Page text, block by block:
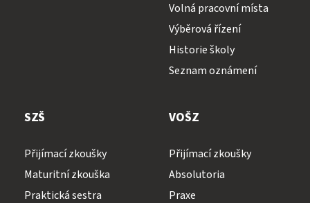
Volná pracovní místa
Výběrová řízení
Historie školy
Seznam oznámení
SZŠ
Přijímací zkoušky
Maturitní zkouška
Praktická sestra
VOŠZ
Přijímací zkoušky
Absolutoria
Praxe